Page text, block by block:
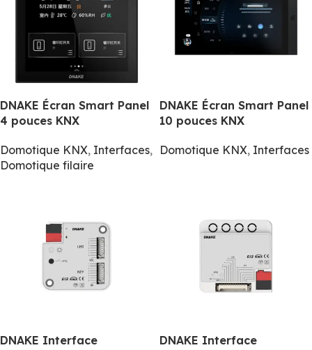
DNAKE Écran Smart Panel
4 pouces KNX
Domotique KNX, Interfaces,
Domotique filaire
DNAKE Écran Smart Panel
10 pouces KNX
Domotique KNX, Interfaces
DNAKE Interface
DNAKE Interface